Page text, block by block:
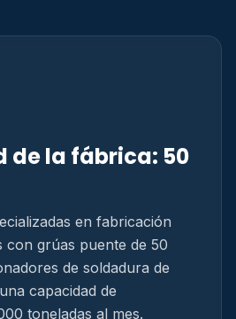
de la fábrica: 50
en fabricación
con grúas puente de 50
de soldadura de
capacidad de
toneladas al mes.